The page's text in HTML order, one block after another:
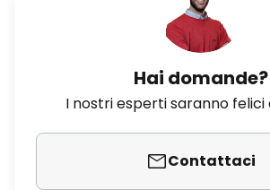
Hai domande?
I nostri esperti saranno felici
Contattaci